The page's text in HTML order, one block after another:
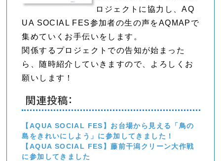
ロジェクトに協力し、AQ
UA SOCIAL FES参加者の生の声をAQMAPで
集めていくお手伝いをします。
関係するプロジェクトでの告知が始まった
ら、随時紹介していきますので、よろしくお
願いします！
関連投稿:
【AQUA SOCIAL FES】お台場から見える「鳥の
島をきれいにしよう」に参加してきました！
【AQUA SOCIAL FES】藤前干潟クリーン大作戦
に参加してきました